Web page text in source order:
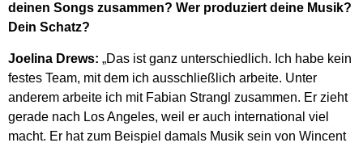
deinen Songs zusammen? Wer produziert deine Musik?
Dein Schatz?
Joelina Drews: „Das ist ganz unterschiedlich. Ich habe kein
festes Team, mit dem ich ausschließlich arbeite. Unter
anderem arbeite ich mit Fabian Strangl zusammen. Er zieht
gerade nach Los Angeles, weil er auch international viel
macht. Er hat zum Beispiel damals Musik sein von Wincent